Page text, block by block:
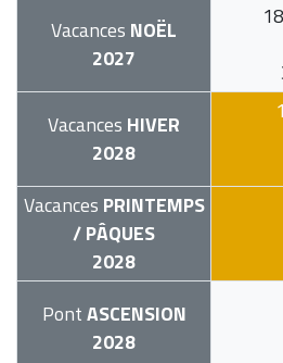
Vacances NOËL
2027
Vacances HIVER
2028
Vacances PRINTEMPS
/ PÂQUES
2028
PontASCENSION
2028